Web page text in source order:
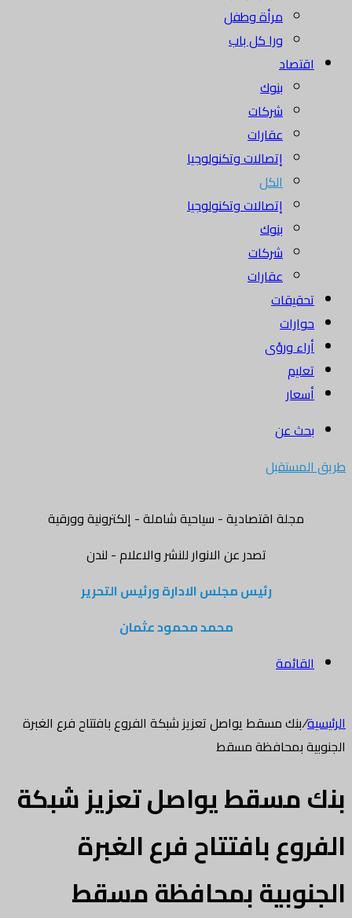
مرأة وطفل
ورا كل باب
اقتصاد
بنوك
شركات
عقارات
إتصالات وتكنولوجيا
الكل
إتصالات وتكنولوجيا
بنوك
شركات
عقارات
تحقيقات
حوارات
أراء ورؤى
تعليم
أسعار
بحث عن
طريق المستقبل
مجلة اقتصادية - سياحية شاملة - إلكترونية وورقية
تصدر عن الانوار للنشر والاعلام - لندن
رئيس مجلس الادارة ورئيس التحرير
محمد محمود عثمان
القائمة
الرئيسية/بنك مسقط يواصل تعزيز شبكة الفروع بافتتاح فرع الغبرة
الجنوبية بمحافظة مسقط
بنك مسقط يواصل تعزيز شبكة
الفروع بافتتاح فرع الغبرة
الجنوبية بمحافظة مسقط